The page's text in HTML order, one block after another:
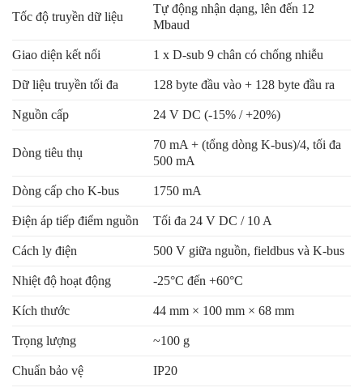
Tốc độ truyền dữ liệu
Tự động nhận dạng, lên đến 12
Mbaud
Giao diện kết nối 1 x D-sub 9 chân có chống nhiễu
Dữ liệu truyền tối đa 128 byte đầu vào + 128 byte đầu ra
Nguồn cấp 24 V DC (-15% / +20%)
Dòng tiêu thụ
70 mA + (tổng dòng K-bus)/4, tối đa
500 mA
Dòng cấp cho K-bus 1750 mA
Điện áp tiếp điểm nguồn Tối đa 24 V DC / 10 A
Cách ly điện 500 V giữa nguồn, fieldbus và K-bus
Nhiệt độ hoạt động -25°C đến +60°C
Kích thước 44 mm × 100 mm × 68 mm
Trọng lượng ~100 g
Chuẩn bảo vệ IP20